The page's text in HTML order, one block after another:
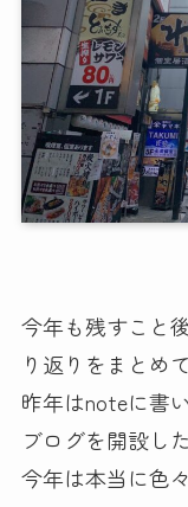
今年も残すこと
り返りをまとめ
昨年はnoteに書
ブログを開設し
今年は本当に色